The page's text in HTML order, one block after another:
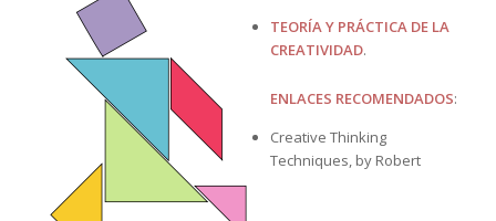
TEORÍA Y PRÁCTICA DE LA
CREATIVIDAD.
ENLACES RECOMENDADOS:
Creative Thinking
Techniques, by Robert